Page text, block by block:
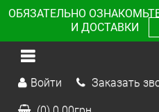
ОБЯЗАТЕЛЬНО
И ДОСТАВКИ
Войти Заказать